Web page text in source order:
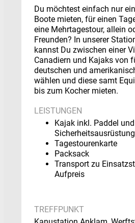
Du möchtest einfach nur
Boote mieten, für einen
eine Mehrtagestour, allein
Freunden? In unserer
kannst Du zwischen einer
Canadiern und Kajaks von
deutschen und
wählen und diese samt
bis zum Kocher mieten.
LEISTUNGEN
Kajak inkl. Paddel und
Sicherheitsausrüstung
Tagestourenkarte
Packsack
Transport zu
Aufpreis
TREFFPUNKT